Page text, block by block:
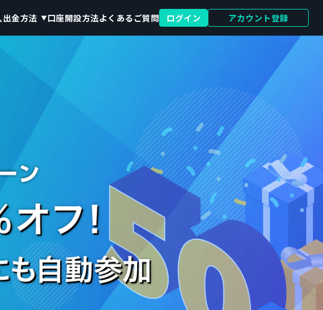
出金方法 口座開設方法よくあるご質問 ログイン アカウント登録